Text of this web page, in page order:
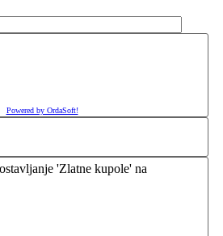
Powered by OrdaSoft!
'Zlatne kupole' na